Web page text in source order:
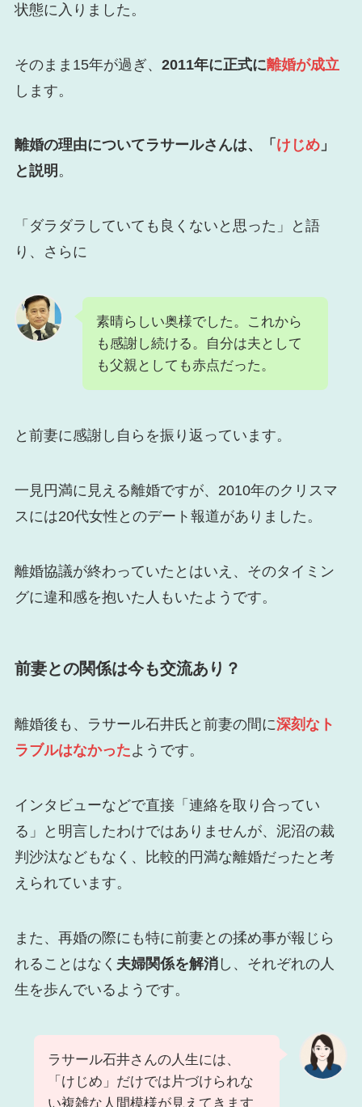
状態に入りました。
そのまま15年が過ぎ、 2011年に正式に離婚が成立
します。
離婚の理由についてラサールさんは、「 けじめ」
と説明 。
「ダラダラしていても良くないと思った」と語
り、さらに
素晴らしい奥様でした。これから
も感謝し続ける。自分は夫として
も父親としても赤点だった。
と前妻に感謝し自らを振り返っています。
一見円満に見える離婚ですが、2010年のクリスマ
スには20代女性とのデート報道がありました。
離婚協議が終わっていたとはいえ、そのタイミン
グに違和感を抱いた人もいたようです。
前妻との関係は今も交流あり？
離婚後も、ラサール石井氏と前妻の間に深刻なト
ラブルはなかったようです。
インタビューなどで直接「連絡を取り合ってい
る」と明言したわけではありませんが、泥沼の裁
判沙汰などもなく、比較的円満な離婚だったと考
えられています。
また、再婚の際にも特に前妻との揉め事が報じら
れることはなく 夫婦関係を解消し、それぞれの人
生を歩んでいるようです。
ラサール石井さんの人生には、
「けじめ」だけでは片づけられな
い複雑な人間模様が見えてきます